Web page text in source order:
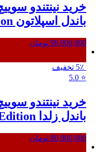
باندل اسپلاتون Splatoon Edition
98,900,000 تومان
5٪ تخفیف
⭐
5.0
باندل زلدا Zelda Edition
80,900,000 تومان